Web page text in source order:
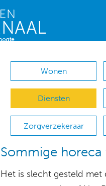
Wonen
Diensten
Zorgverzekeraar
Sommige
Het is slecht gesteld met